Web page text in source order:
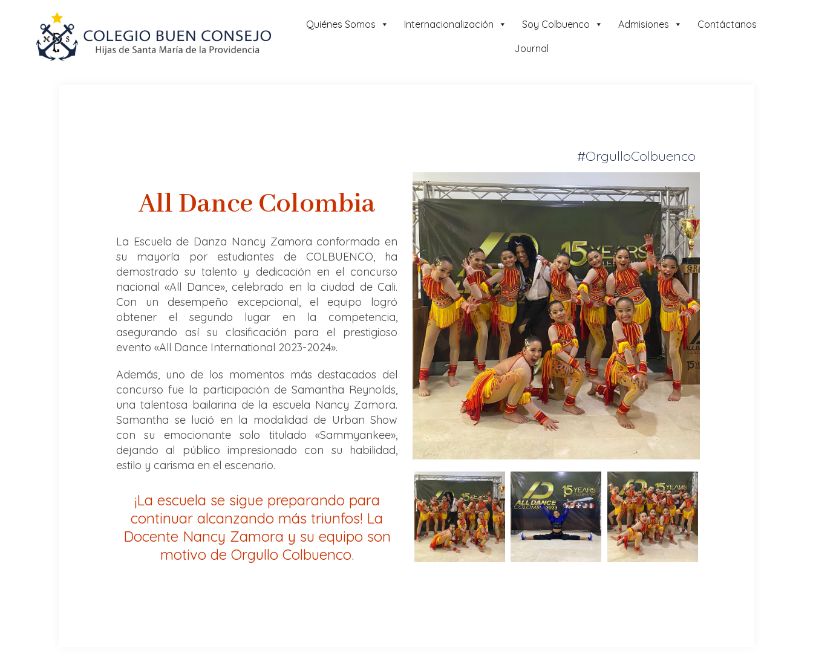
Quiénes Somos Internacionalización Soy Colbuenco Admisiones
Contáctanos
Journal
#OrgulloColbuenco
All Dance Colombia
La Escuela de Danza Nancy Zamora conformada en
su mayoría por estudiantes de COLBUENCO, ha
demostrado su talento y dedicación en el concurso
nacional «All Dance», celebrado en la ciudad de Cali.
Con un desempeño excepcional, el equipo logró
obtener el segundo lugar en la competencia,
asegurando así su clasificación para el prestigioso
evento «All Dance International 2023-2024».
Además, uno de los momentos más destacados del
concurso fue la participación de Samantha Reynolds,
una talentosa bailarina de la escuela Nancy Zamora.
Samantha se lució en la modalidad de Urban Show
con su emocionante solo titulado «Sammyankee»,
dejando al público impresionado con su habilidad,
estilo y carisma en el escenario.
¡La escuela se sigue preparando para
continuar alcanzando más triunfos! La
Docente Nancy Zamora y su equipo son
motivo de Orgullo Colbuenco.